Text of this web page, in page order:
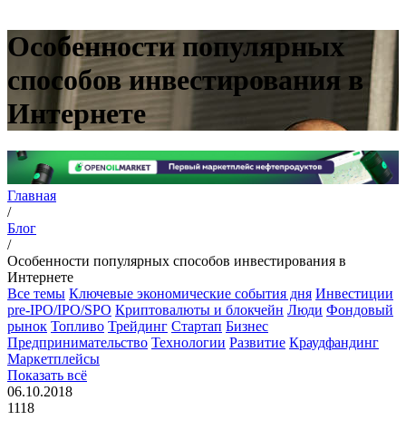
Особенности популярных
способов инвестирования в
Интернете
Главная
/
Блог
/
Особенности популярных способов инвестирования в
Интернете
Все темы Ключевые экономические события дня Инвестиции
pre-IPO/IPO/SPO Криптовалюты и блокчейн Люди Фондовый
рынок Топливо Трейдинг Стартап Бизнес
Предпринимательство Технологии Развитие Краудфандинг
Маркетплейсы
Показать всё
06.10.2018
1118